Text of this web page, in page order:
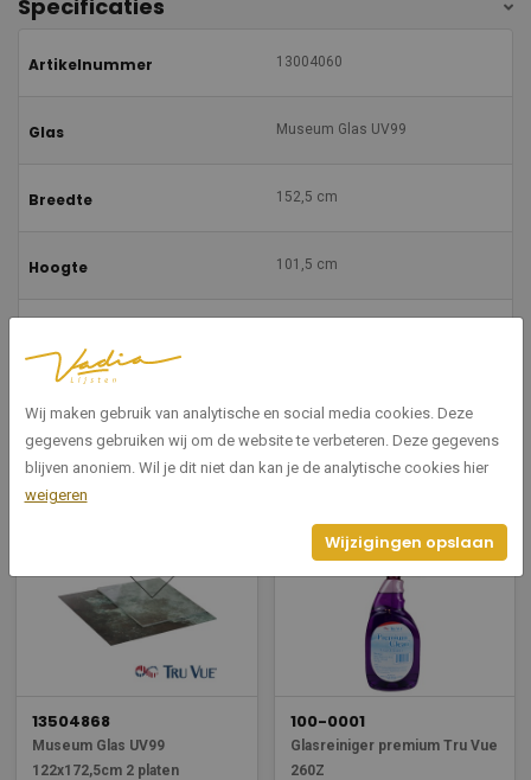
Specificaties
Artikelnummer 13004060
Glas Museum Glas UV99
Breedte 152,5 cm
Hoogte 101,5 cm
Aantal platen
Gerelateerde producten
13504868
Museum Glas UV99
122x172,5cm 2 platen
100-0001
Glasreiniger premium Tru Vue
260Z
Wij maken gebruik van analytische en social media cookies. Deze
gegevens gebruiken wij om de website te verbeteren. Deze gegevens
blijven anoniem. Wil je dit niet dan kan je de analytische cookies hier
weigeren
Wijzigingen opslaan